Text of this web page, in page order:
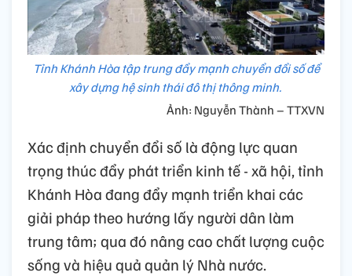
Tỉnh Khánh Hòa tập trung đẩy mạnh chuyển đổi số để
xây dựng hệ sinh thái đô thị thông minh.
Ảnh: Nguyễn Thành – TTXVN
Xác định chuyển đổi số là động lực quan
trọng thúc đẩy phát triển kinh tế - xã hội, tỉnh
Khánh Hòa đang đẩy mạnh triển khai các
giải pháp theo hướng lấy người dân làm
trung tâm; qua đó nâng cao chất lượng cuộc
sống và hiệu quả quản lý Nhà nước.